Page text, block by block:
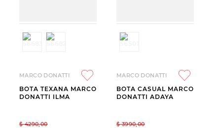
MARCO DONATTI
BOTA TEXANA MARCO
DONATTI ILMA
$ 4290,00
MARCO DONATTI
BOTA CASUAL MARCO
DONATTI ADAYA
$ 3990,00